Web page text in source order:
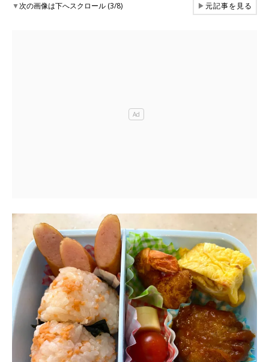
▼次の画像は下へスクロール (3/8) ▶元記事を見る